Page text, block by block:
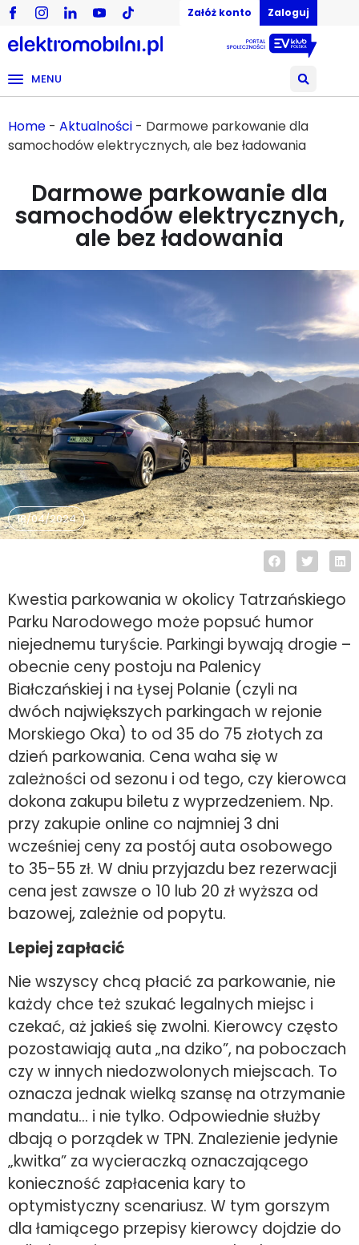
Załóż konto Zaloguj
MENU
Home - Aktualności - Darmowe parkowanie dla
samochodów elektrycznych, ale bez ładowania
Darmowe parkowanie dla
samochodów elektrycznych,
ale bez ładowania
18/04/2024
Kwestia parkowania w okolicy Tatrzańskiego
Parku Narodowego może popsuć humor
niejednemu turyście. Parkingi bywają drogie –
obecnie ceny postoju na Palenicy
Białczańskiej i na Łysej Polanie (czyli na
dwóch największych parkingach w rejonie
Morskiego Oka) to od 35 do 75 złotych za
dzień parkowania. Cena waha się w
zależności od sezonu i od tego, czy kierowca
dokona zakupu biletu z wyprzedzeniem. Np.
przy zakupie online co najmniej 3 dni
wcześniej ceny za postój auta osobowego
to 35-55 zł. W dniu przyjazdu bez rezerwacji
cena jest zawsze o 10 lub 20 zł wyższa od
bazowej, zależnie od popytu.
Lepiej zapłacić
Nie wszyscy chcą płacić za parkowanie, nie
każdy chce też szukać legalnych miejsc i
czekać, aż jakieś się zwolni. Kierowcy często
pozostawiają auta „na dziko”, na poboczach
czy w innych niedozwolonych miejscach. To
oznacza jednak wielką szansę na otrzymanie
mandatu… i nie tylko. Odpowiednie służby
dbają o porządek w TPN. Znalezienie jedynie
„kwitka” za wycieraczką oznaczającego
konieczność zapłacenia kary to
optymistyczny scenariusz. W tym gorszym
dla łamiącego przepisy kierowcy dojdzie do